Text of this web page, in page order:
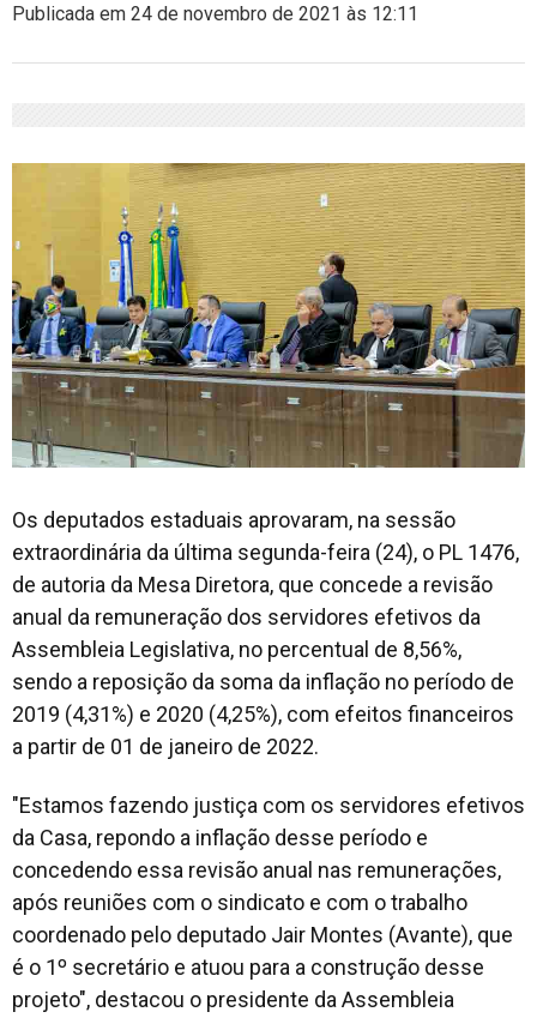
Publicada em 24 de novembro de 2021 às 12:11
Os deputados estaduais aprovaram, na sessão
extraordinária da última segunda-feira (24), o PL 1476,
de autoria da Mesa Diretora, que concede a revisão
anual da remuneração dos servidores efetivos da
Assembleia Legislativa, no percentual de 8,56%,
sendo a reposição da soma da inflação no período de
2019 (4,31%) e 2020 (4,25%), com efeitos financeiros
a partir de 01 de janeiro de 2022.
"Estamos fazendo justiça com os servidores efetivos
da Casa, repondo a inflação desse período e
concedendo essa revisão anual nas remunerações,
após reuniões com o sindicato e com o trabalho
coordenado pelo deputado Jair Montes (Avante), que
é o 1º secretário e atuou para a construção desse
projeto", destacou o presidente da Assembleia